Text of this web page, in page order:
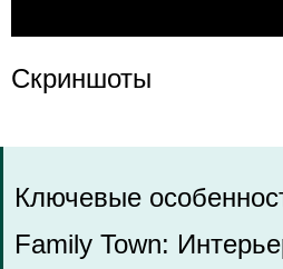
Скриншоты
Ключевые
Family Town: